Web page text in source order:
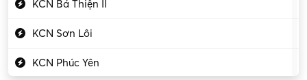
Luật – Công chứng
Marketing – PR
KCN Bá Thiện II
KCN Sơn Lôi
KCN Phúc Yên